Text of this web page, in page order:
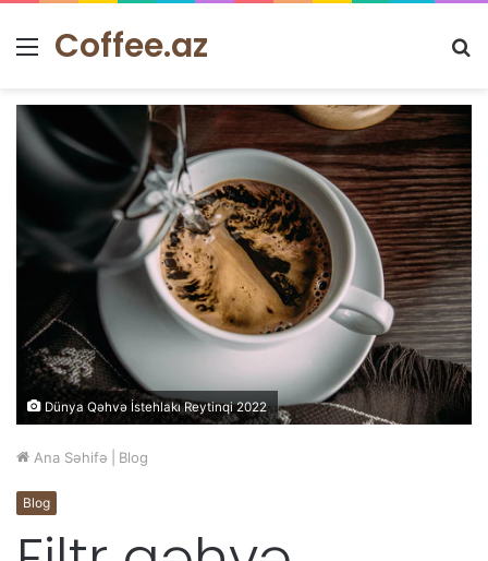
Menu
Coffee.az
Dünya Qəhvə İstehlakı Reytinqi 2022
Ana Səhifə Blog
Blog